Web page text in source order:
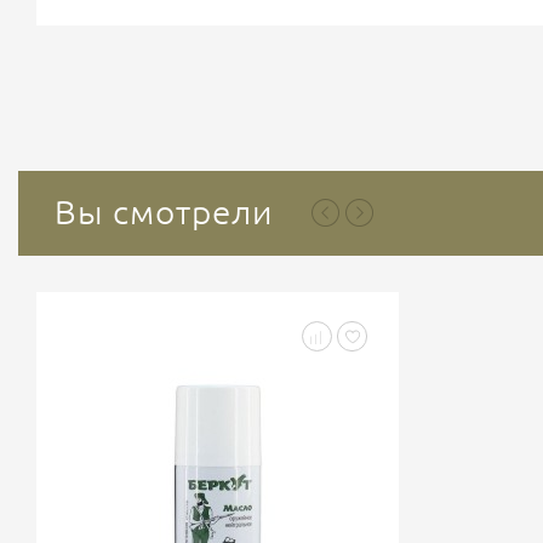
Вы смотрели